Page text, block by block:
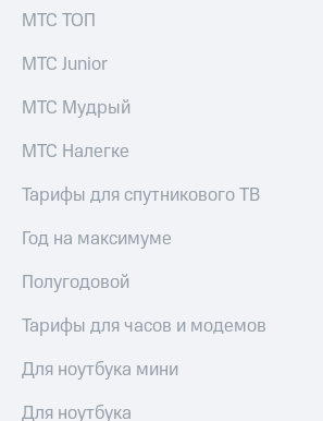
МТС ТОП
МТС Junior
МТС Мудрый
МТС Налегке
Тарифы для спутникового ТВ
Год на максимуме
Полугодовой
Тарифы для часов и модемов
Для ноутбука мини
Для ноутбука